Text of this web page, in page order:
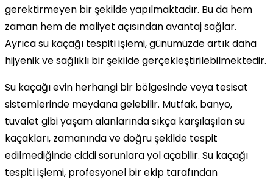
gerektirmeyen bir şekilde yapılmaktadır. Bu da hem
zaman hem de maliyet açısından avantaj sağlar.
Ayrıca su kaçağı tespiti işlemi, günümüzde artık daha
hijyenik ve sağlıklı bir şekilde gerçekleştirilebilmektedir.
Su kaçağı evin herhangi bir bölgesinde veya tesisat
sistemlerinde meydana gelebilir. Mutfak, banyo,
tuvalet gibi yaşam alanlarında sıkça karşılaşılan su
kaçakları, zamanında ve doğru şekilde tespit
edilmediğinde ciddi sorunlara yol açabilir. Su kaçağı
tespiti işlemi, profesyonel bir ekip tarafından